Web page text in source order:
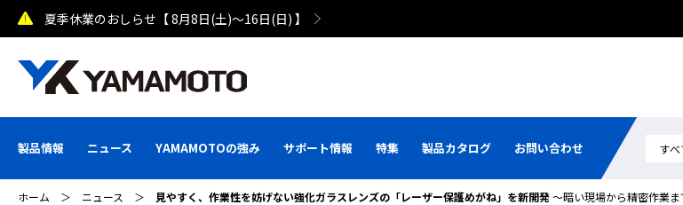
熊本県で発生した地震による配送への影響について
製品情報 ニュース YAMAMOTOの強み サポート情報 特集 製品カタログ お問い合わせ
ホーム ＞ ニュース ＞ 見やすく、作業性を妨げない強化ガラスレンズの「レーザー保護めがね」を新開発～暗い現場から精密作業